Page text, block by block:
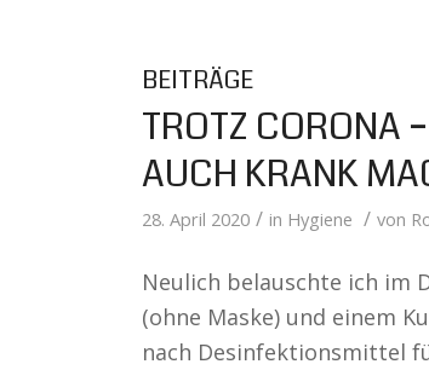
BEITRÄGE
TROTZ CORONA
AUCH KRANK
28. April 2020 / in Hygiene / von
Neulich belauschte ich im
(ohne Maske) und einem
nach Desinfektionsmittel